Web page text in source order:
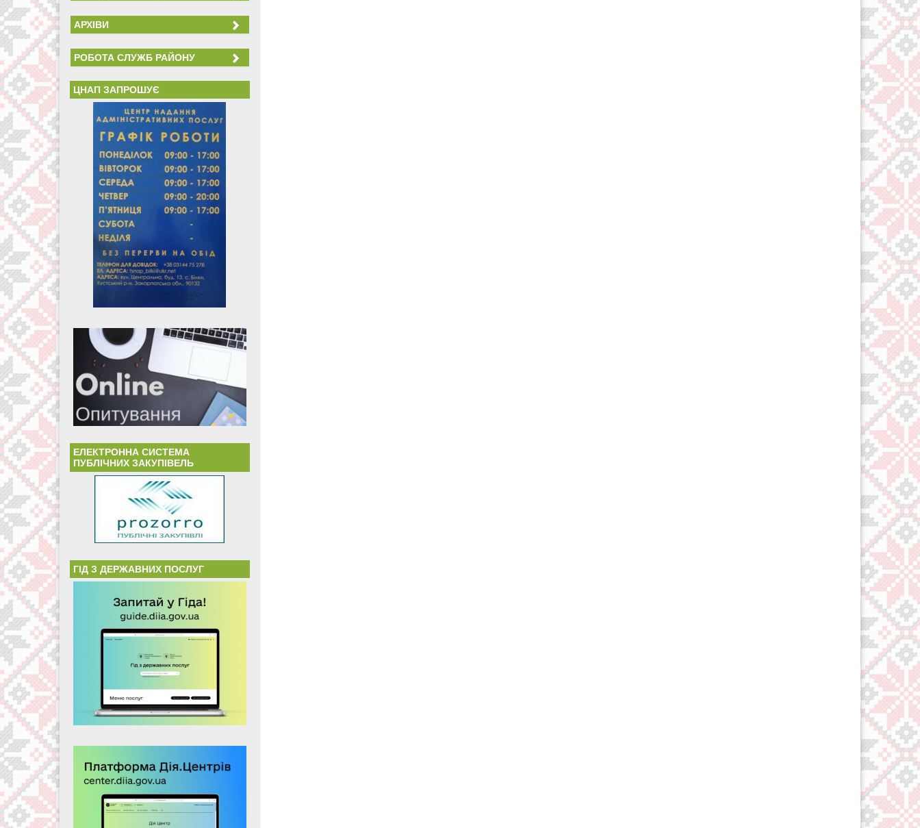
АРХІВИ
РОБОТА СЛУЖБ РАЙОНУ
ЦНАП ЗАПРОШУЄ
ЕЛЕКТРОННА СИСТЕМА
ПУБЛІЧНИХ ЗАКУПІВЕЛЬ
ГІД З ДЕРЖАВНИХ ПОСЛУГ